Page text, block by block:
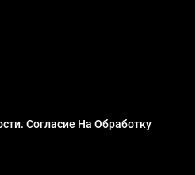
Согласие На Обработку